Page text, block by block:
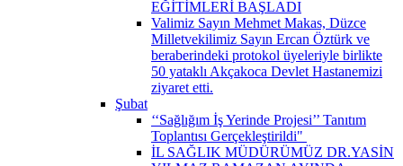
EĞİTİMLERİ BAŞLADI
Valimiz Sayın Mehmet Makas, Düzce
Milletvekilimiz Sayın Ercan Öztürk ve
beraberindeki protokol üyeleriyle birlikte
50 yataklı Akçakoca Devlet Hastanemizi
ziyaret etti.
Şubat
‘‘Sağlığım İş Yerinde Projesi’’ Tanıtım
Toplantısı Gerçekleştirildi" ​
İL SAĞLIK MÜDÜRÜMÜZ DR.YASİN